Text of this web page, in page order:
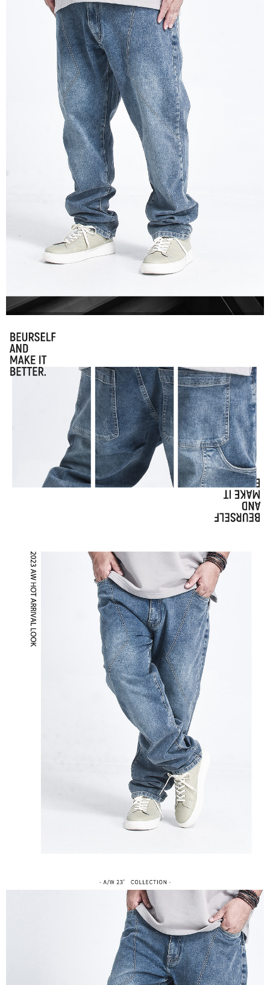
１．透過由恩沛科技股份有限公司提供之「AFTEE先享後付」服務完成之交
易，需依本服務之必要範圍內提供個人資料，並將交易相關給付款項請求債
權轉讓予恩沛科技股份有限公司。
２．關於個人資料處理事宜，請瀏覽以下網址：
https://aftee.tw/terms/#terms3
３．未成年的使用者請事先徵得法定代理人或監護人之同意方可使用
「AFTEE先享後付」，若未經同意申辦者引起之損失，本公司不負相關責
４．使用「AFTEE先享後付」時，將依據個別帳號之用戶狀況，依本公司即
時審查核予不同之上限額度；若仍有額度不足之情形，本公司將視審查結果
請求用戶進行身份認證。
５．嚴禁一人註冊多個帳號或使用他人資訊註冊。若發現惡意使用之情形，
恩沛科技股份有限公司將有權停止該用戶之使用額度並採取法律行動。